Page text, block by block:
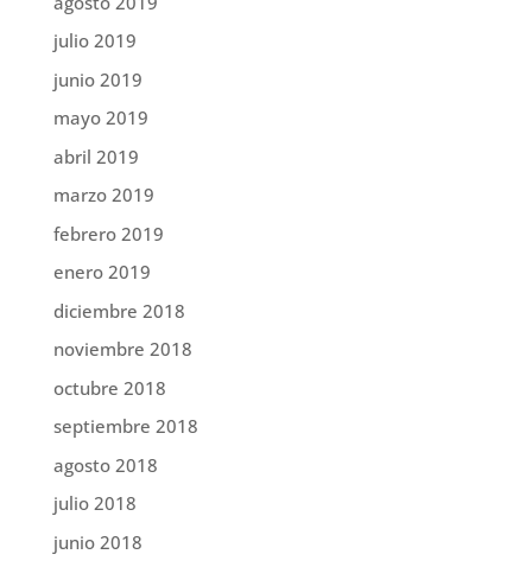
julio 2019
junio 2019
mayo 2019
abril 2019
marzo 2019
febrero 2019
enero 2019
diciembre 2018
noviembre 2018
octubre 2018
septiembre 2018
agosto 2018
julio 2018
junio 2018